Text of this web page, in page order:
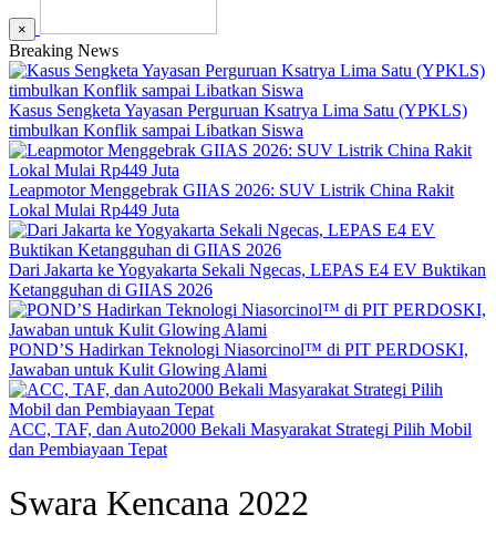
×
Breaking News
Kasus Sengketa Yayasan Perguruan Ksatrya Lima Satu (YPKLS)
timbulkan Konflik sampai Libatkan Siswa
Leapmotor Menggebrak GIIAS 2026: SUV Listrik China Rakit
Lokal Mulai Rp449 Juta
Dari Jakarta ke Yogyakarta Sekali Ngecas, LEPAS E4 EV Buktikan
Ketangguhan di GIIAS 2026
POND’S Hadirkan Teknologi Niasorcinol™ di PIT PERDOSKI,
Jawaban untuk Kulit Glowing Alami
ACC, TAF, dan Auto2000 Bekali Masyarakat Strategi Pilih Mobil
dan Pembiayaan Tepat
Swara Kencana 2022